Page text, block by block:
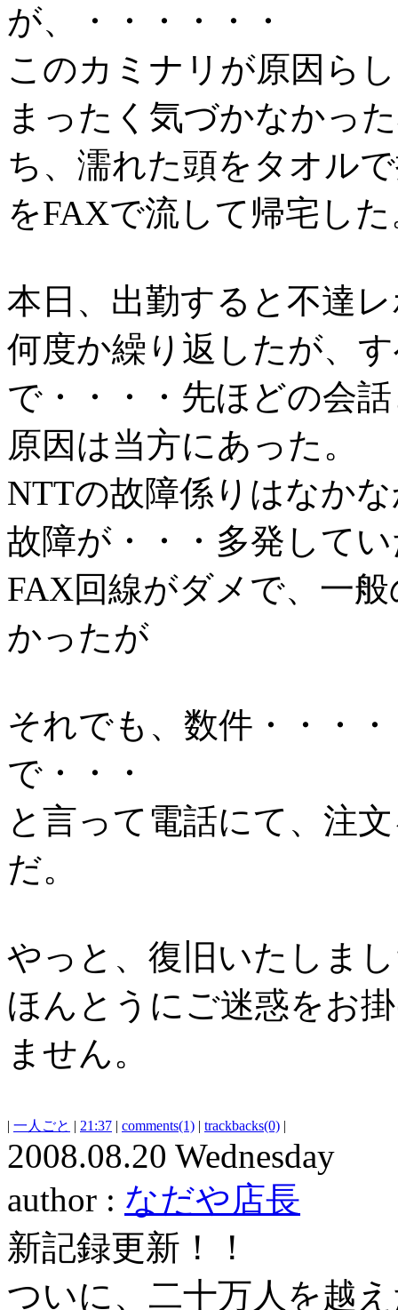
が、・・・・・・
このカミナリが原因ら
まったく気づかなかっ
ち、濡れた頭をタオル
をFAXで流して帰宅し
本日、出勤すると不達
何度か繰り返したが、
で・・・・先ほどの会
原因は当方にあった。
NTTの故障係りはなか
故障が・・・多発して
FAX回線がダメで、一
かったが
それでも、数件・・・
で・・・
と言って電話にて、
だ。
やっと、復旧いたしま
ほんとうにご迷惑をお
ません。
| 一人ごと | 21:37 | comments(1) | trackbacks(0) |
2008.08.20 Wednesday
author : なだや店長
新記録更新！！
ついに、二十万人を越